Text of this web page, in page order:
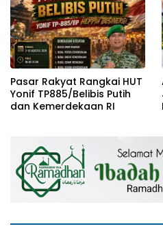
Pasar Rakyat Rangkai HUT
Yonif TP885/Belibis Putih
dan Kemerdekaan RI